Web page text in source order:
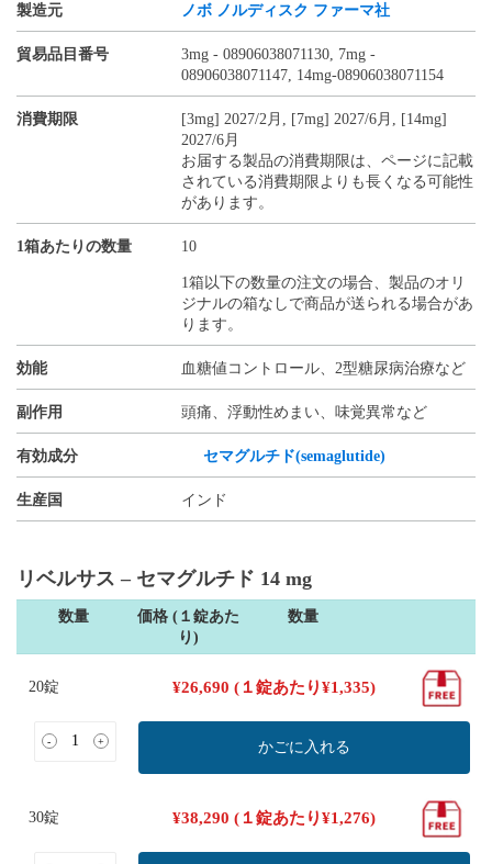
製造元 ノボ ノルディスク ファーマ社
貿易品目番号
3mg - 08906038071130, 7mg -
08906038071147, 14mg-08906038071154
消費期限
[3mg] 2027/2月, [7mg] 2027/6月, [14mg]
2027/6月
お届する製品の消費期限は、ページに記載
されている消費期限よりも長くなる可能性
があります。
1箱あたりの数量 10
1箱以下の数量の注文の場合、製品のオリ
ジナルの箱なしで商品が送られる場合があ
ります。
効能 血糖値コントロール、2型糖尿病治療など
副作用 頭痛、浮動性めまい、味覚異常など
有効成分 セマグルチド(semaglutide)
生産国 インド
リベルサス – セマグルチド 14 mg
数量
価格 (１錠あた
り)
数量
20錠 ¥26,690 (１錠あたり¥1,335)
- + かごに入れる
30錠 ¥38,290 (１錠あたり¥1,276)